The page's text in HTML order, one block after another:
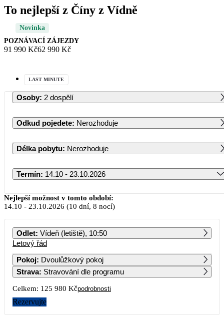
To nejlepší z Číny z Vídně
Novinka
POZNÁVACÍ ZÁJEZDY
91 990 Kč62 990 Kč
LAST MINUTE
Osoby: 2 dospělí
Odkud pojedete: Nerozhoduje
Délka pobytu: Nerozhoduje
Termín: 14.10 - 23.10.2026
Říjen 2026
PO ÚT ST ČT PÁ SO NE
5 6 7 8
Nejlepší možnost v tomto období:
14.10 - 23.10.2026 (10 dní, 8 nocí)
Odlet: Vídeň (letiště), 10:50
Letový řád
Pokoj: Dvoulůžkový pokoj
Strava: Stravování dle programu
Celkem: 125 980 Kčpodrobnosti
Rezervujte